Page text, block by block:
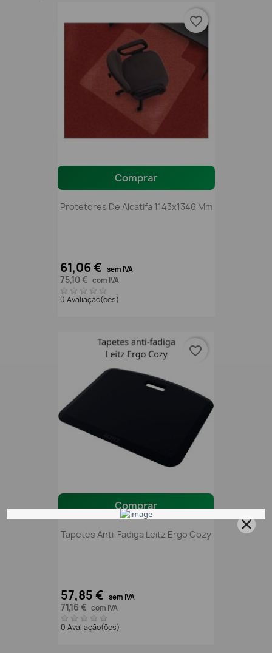
Comprar
Protetores De Alcatifa 1143x1346 Mm
61,06 € sem IVA
75,10 € com IVA
0 Avaliação(ões)
favorite_border
Comprar
Tapetes Anti-Fadiga Leitz Ergo Cozy
57,85 € sem IVA
71,16 € com IVA
0 Avaliação(ões)
favorite_border